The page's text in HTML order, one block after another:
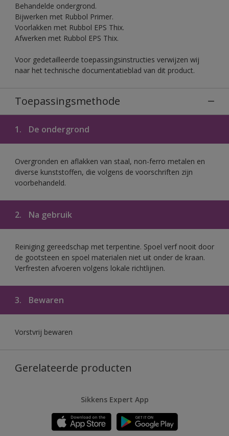
Behandelde ondergrond.
Bijwerken met Rubbol Primer.
Voorlakken met Rubbol EPS Thix.
Afwerken met Rubbol EPS Thix.
Voor gedetailleerde toepassingsinstructies verwijzen wij
naar het technische documentatieblad van dit product.
Toepassingsmethode
1. De ondergrond
Overgronden en aflakken van staal, non-ferro metalen en
diverse kunststoffen, die volgens de voorschriften zijn
voorbehandeld.
2. Na gebruik
Reiniging gereedschap met terpentine. Spoel verf nooit door
de gootsteen en spoel materialen niet uit onder de kraan.
Verfresten afvoeren volgens lokale richtlijnen.
3. Bewaren
Vorstvrij bewaren
Gerelateerde producten
Sikkens Expert App